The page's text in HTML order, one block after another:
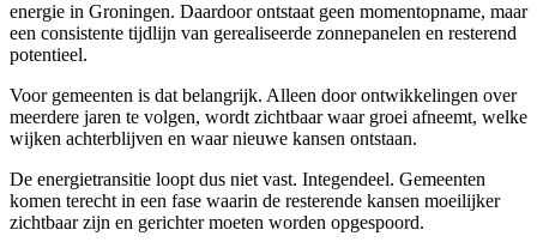
energie in Groningen. Daardoor ontstaat geen momentopname, maar
een consistente tijdlijn van gerealiseerde zonnepanelen en resterend
potentieel.
Voor gemeenten is dat belangrijk. Alleen door ontwikkelingen over
meerdere jaren te volgen, wordt zichtbaar waar groei afneemt, welke
wijken achterblijven en waar nieuwe kansen ontstaan.
De energietransitie loopt dus niet vast. Integendeel. Gemeenten
komen terecht in een fase waarin de resterende kansen moeilijker
zichtbaar zijn en gerichter moeten worden opgespoord.